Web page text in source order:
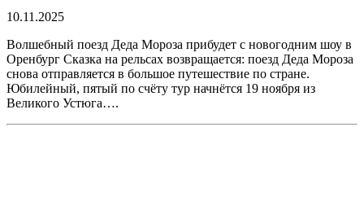
10.11.2025
Волшебный поезд Деда Мороза прибудет с новогодним шоу в
Оренбург Сказка на рельсах возвращается: поезд Деда Мороза
снова отправляется в большое путешествие по стране.
Юбилейный, пятый по счёту тур начнётся 19 ноября из
Великого Устюга….